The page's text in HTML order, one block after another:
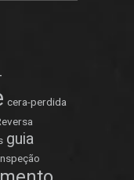
cera-perdida
guia